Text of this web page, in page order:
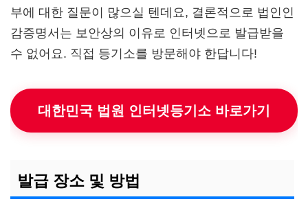
부에 대한 질문이 많으실 텐데요, 결론적으로 법인인
감증명서는 보안상의 이유로 인터넷으로 발급받을
수 없어요. 직접 등기소를 방문해야 한답니다!
대한민국 법원 인터넷등기소 바로가기
발급 장소 및 방법